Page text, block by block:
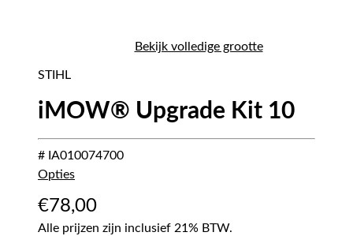
Bekijk volledige grootte
STIHL
iMOW® Upgrade Kit 10
# IA010074700
Opties
€78,00
Alle prijzen zijn inclusief 21% BTW.